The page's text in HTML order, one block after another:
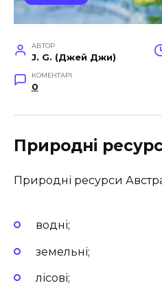
АВТОР
J. G. (Джей Джи)
КОМЕНТАРІ
0
Природні
Природні ресурси
водні;
земельні;
лісові;